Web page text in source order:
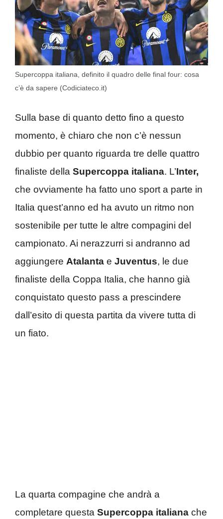
Supercoppa italiana, definito il quadro delle final four: cosa
c’è da sapere (Codiciateco.it)
Sulla base di quanto detto fino a questo
momento, è chiaro che non c’è nessun
dubbio per quanto riguarda tre delle quattro
finaliste della Supercoppa italiana. L’Inter,
che ovviamente ha fatto uno sport a parte in
Italia quest’anno ed ha avuto un ritmo non
sostenibile per tutte le altre compagini del
campionato. Ai nerazzurri si andranno ad
aggiungere Atalanta e Juventus, le due
finaliste della Coppa Italia, che hanno già
conquistato questo pass a prescindere
dall’esito di questa partita da vivere tutta di
un fiato.
La quarta compagine che andrà a
completare questa Supercoppa italiana che